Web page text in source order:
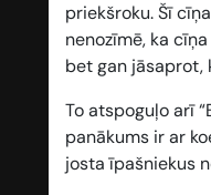
priekšroku. Šī
nenozīmē, ka
bet gan jāsaprot,
To atspoguļo arī
panākums ir ar
josta īpašniekus